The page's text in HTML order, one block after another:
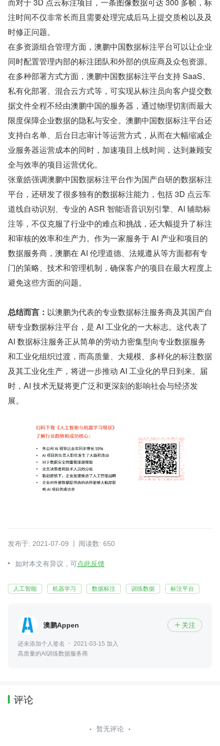
注时间不仅非常长而且需要处理完成后马上提交质检以及及
时修正问题。
在多资源组合管理方面，澳鹏中国数据标注平台可以让企业
同时配置管理内部的标注团队和外部的供应商及众包资源。
在多种部署方式方面，澳鹏中国数据标注平台支持 SaaS、
私有化部署、混合云方式等，可实现从标注员向客户提交数
据文件全程不经由澳鹏中国的服务器，通过物理切割而最大
限度保障企业数据的隐私与安全。澳鹏中国数据标注平台还
支持白名单、后台日志审计等运营方式，从而在大幅缩减企
业服务器运营成本的同时，加速项目上线时间，达到兼顾安
全与效率的项目运营优化。
张童皓强调澳鹏中国数据标注平台作为国产自研的数据标注
平台，还研发了很多独有的数据标注能力，包括 3D 点云车
道线自动识别、专业的 ASR 智能语音识别引擎、AI 辅助标
注等，不仅克服了行业中的难点和挑战，还大幅提升了标注
和审核的效率和生产力。作为一家服务于 AI 产业和项目的
数据服务商，澳鹏在 AI 伦理道德、法规遵从等方面都有专
门的策略、技术和管理机制，确保客户的项目在最大程度上
避免这些方面的问题。
总结而言： 以澳鹏为代表的专业数据标注服务商及其国产自
研专业数据标注平台，是 AI 工业化的一大标志。这代表了
AI 数据标注服务正从简单的劳动力密集型向专业数据服务
和工业化组织过渡，而高质量、大规模、多样化的标注数据
及其工业化生产，将进一步推动 AI 工业化的早日到来。届
时，AI 技术无疑将更广泛和更深刻的影响社会与经济发
展。
发布于: 2021-07-09 阅读数: 650
如对本文有异议，可点此反馈
人工智能 机器学习 数据标注 训练数据 标注平台
澳鹏Appen  关注
还未添加个人签名
2021-03-15 加入
高质量的AI训练数据服务商
评论
暂无评论